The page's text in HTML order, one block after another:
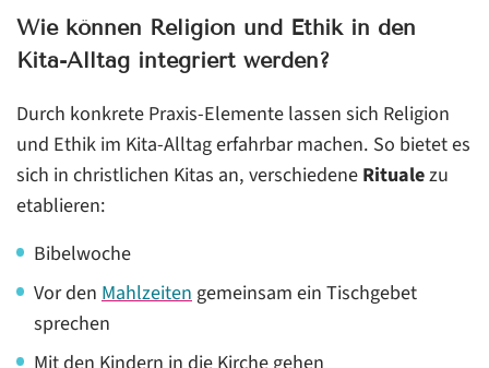
Wie können Religion und Ethik in den
Kita-Alltag integriert werden?
Durch konkrete Praxis-Elemente lassen sich Religion
und Ethik im Kita-Alltag erfahrbar machen. So bietet es
sich in christlichen Kitas an, verschiedeneRitualezu
etablieren:
Bibelwoche
Vor denMahlzeitengemeinsam ein Tischgebet
sprechen